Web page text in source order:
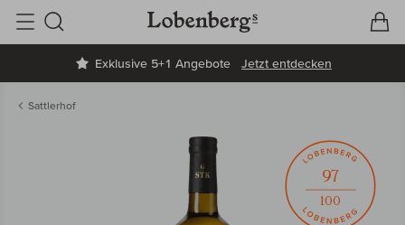
Exklusive 5+1 Angebote Jetzt entdecken
Suche
Sattlerhof
97
100